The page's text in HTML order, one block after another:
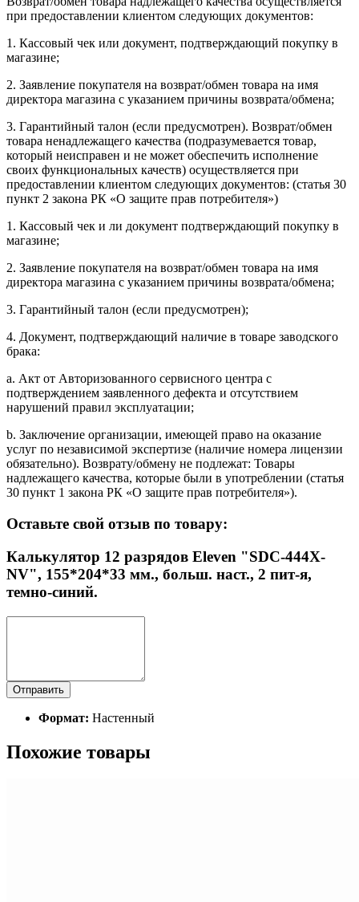
при предоставлении клиентом следующих документов:
1. Кассовый чек или документ, подтверждающий покупку в
магазине;
2. Заявление покупателя на возврат/обмен товара на имя
директора магазина с указанием причины возврата/обмена;
3. Гарантийный талон (если предусмотрен). Возврат/обмен
товара ненадлежащего качества (подразумевается товар,
который неисправен и не может обеспечить исполнение
своих функциональных качеств) осуществляется при
предоставлении клиентом следующих документов: (статья 30
пункт 2 закона РК «О защите прав потребителя»)
1. Кассовый чек и ли документ подтверждающий покупку в
магазине;
2. Заявление покупателя на возврат/обмен товара на имя
директора магазина с указанием причины возврата/обмена;
3. Гарантийный талон (если предусмотрен);
4. Документ, подтверждающий наличие в товаре заводского
брака:
a. Акт от Авторизованного сервисного центра с
подтверждением заявленного дефекта и отсутствием
нарушений правил эксплуатации;
b. Заключение организации, имеющей право на оказание
услуг по независимой экспертизе (наличие номера лицензии
обязательно). Возврату/обмену не подлежат: Товары
надлежащего качества, которые были в употреблении (статья
30 пункт 1 закона РК «О защите прав потребителя»).
Оставьте свой отзыв по товару:
Калькулятор 12 разрядов Eleven "SDC-444X-
NV", 155*204*33 мм., больш. наст., 2 пит-я,
темно-синий.
Отправить
Формат: Настенный
Похожие товары